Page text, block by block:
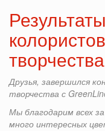
колористов
творчества
с
GreenLine"
получили
свои
Друзья, завершился
творчества с
Мы благодарим всех
много интересных